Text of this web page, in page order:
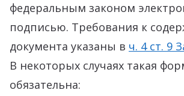
федеральным законом
подписью. Требования к
документа указаны в ч. 4 ст. 9
В некоторых случаях такая
обязательна: